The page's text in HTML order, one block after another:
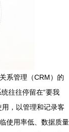
系管理（CRM）的
往往停留在“要我
，以管理和记录客
使用率低、数据质量